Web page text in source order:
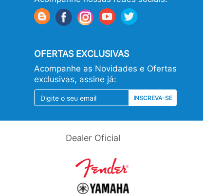
OFERTAS EXCLUSIVAS
Acompanhe as Novidades e Ofertas
exclusivas, assine já:
INSCREVA-SE
Dealer Oficial